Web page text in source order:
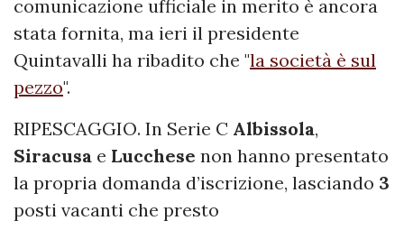
comunicazione ufficiale in merito è ancora
stata fornita, ma ieri il presidente
Quintavalli ha ribadito che "la società è sul
pezzo".
RIPESCAGGIO. In Serie C Albissola,
Siracusa e Lucchese non hanno presentato
la propria domanda d’iscrizione, lasciando 3
posti vacanti che presto